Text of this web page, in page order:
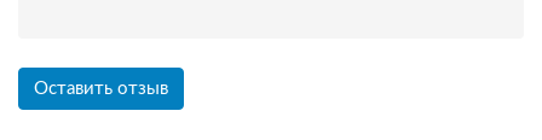
Оставить отзыв